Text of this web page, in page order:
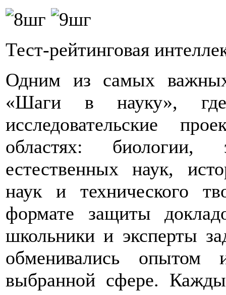
Тест-рейтинговая
Одним из самых
«Шаги в науку», где
исследовательские
областях: биологии,
естественных наук,
наук и технического
формате защиты
школьники и эксперты
обменивались
выбранной сфере.